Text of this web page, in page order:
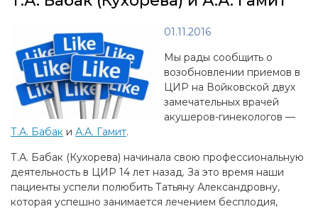
01.11.2016
Мы рады сообщить о
возобновлении приемов в
ЦИР на Войковской двух
замечательных врачей
акушеров-гинекологов —
Т.А. Бабак и А.А. Гамит.
Т.А. Бабак (Кухорева) начинала свою профессиональную
деятельность в ЦИР 14 лет назад. За это время наши
пациенты успели полюбить Татьяну Александровну,
которая успешно занимается лечением бесплодия,